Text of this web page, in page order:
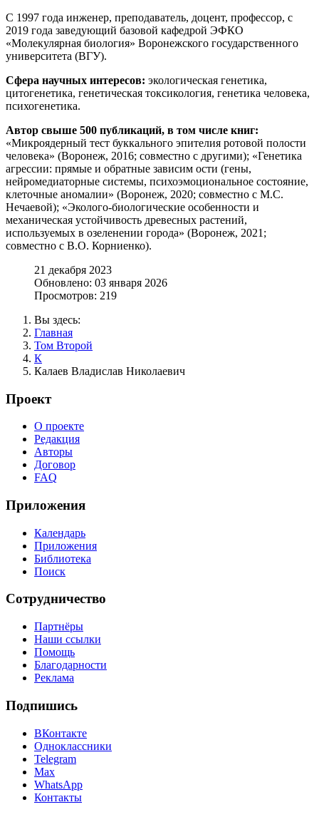
С 1997 года инженер, преподаватель, доцент, профессор, с
2019 года заведующий базовой кафедрой ЭФКО
«Молекулярная биология» Воронежского государственного
университета (ВГУ).
Сфера научных интересов: экологическая генетика,
цитогенетика, генетическая токсикология, генетика человека,
психогенетика.
Автор свыше 500 публикаций, в том числе книг:
«Микроядерный тест буккального эпителия ротовой полости
человека» (Воронеж, 2016; совместно с другими); «Генетика
агрессии: прямые и обратные зависим ости (гены,
нейромедиаторные системы, психоэмоциональное состояние,
клеточные аномалии» (Воронеж, 2020; совместно с М.С.
Нечаевой); «Эколого-биологические особенности и
механическая устойчивость древесных растений,
используемых в озеленении города» (Воронеж, 2021;
совместно с В.О. Корниенко).
21 декабря 2023
Обновлено: 03 января 2026
Просмотров: 219
Вы здесь:
Главная
Том Второй
К
Калаев Владислав Николаевич
Проект
О проекте
Редакция
Авторы
Договор
FAQ
Приложения
Календарь
Приложения
Библиотека
Поиск
Сотрудничество
Партнёры
Наши ссылки
Помощь
Благодарности
Реклама
Подпишись
ВКонтакте
Одноклассники
Telegram
Max
WhatsApp
Контакты